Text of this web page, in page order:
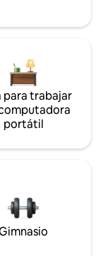
para trabajar
portátil